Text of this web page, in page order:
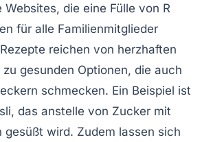
Websites, die eine Fülle von R
für alle Familienmitglieder
reichen von herzhaften
gesunden Optionen, die auch
schmecken. Ein Beispiel ist
, das anstelle von Zucker mit
gesüßt wird. Zudem lassen sich